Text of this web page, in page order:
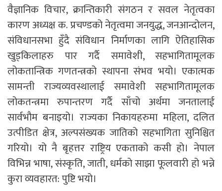
वैज्ञानिक विचार, क्रान्तिकारी संगठन र सवल नेतृत्वका
कारण अध्यक्ष क. प्रचण्डको नेतृत्वमा जनयुद्ध, जनआन्दोलन,
संविधानसभा हुँदै संविधान निर्माणका लागि ऐतिहासिक
खुड्किलाहरु पार गर्दै समावेशी, सहभागितामूलक
लोकतान्त्रिक गणतन्त्रको स्थापना संभव भयो। एकात्मक
सामन्ती राज्यव्यवस्थालाई समावेशी सहभागितामूलक
लोकतन्त्रमा रुपान्तरण गर्दै साँचो अर्थमा जनतालाई
सार्वभौम बनाइयो। राज्यका निकायहरुमा महिला, दलित
उत्पीडित क्षेत्र, अल्पसंख्यक जातिको सहभागिता सुनिश्चित
गरियो। यो नै बृहत्तर राष्ट्रिय एकताको कसी हो। नेपाल
विभिन्न भाषा, संस्कृति, जाती, धर्मको साझा फूलवारी हो भन्ने
कुरा व्यवहारत: पुष्टि भयो।